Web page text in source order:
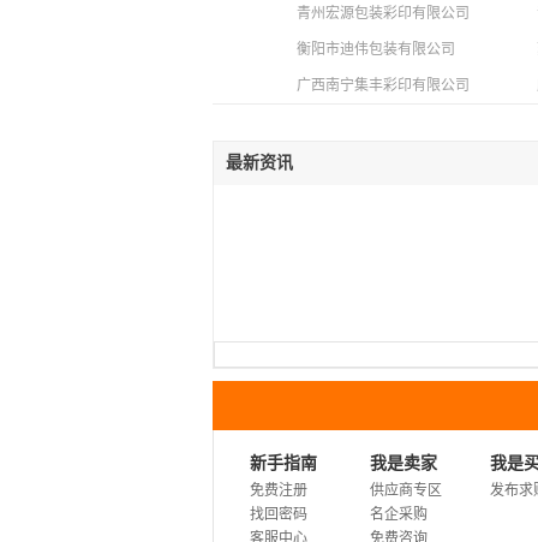
青州宏源包装彩印有限公司
衡阳市迪伟包装有限公司
广西南宁集丰彩印有限公司
最新资讯
新手指南
免费注册
找回密码
客服中心
我是卖家
供应商专区
名企采购
免费咨询
我是
发布求